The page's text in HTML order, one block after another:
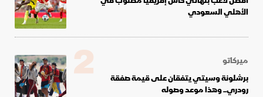
الأهلي السعودي
ميركاتو
برشلونة وسيتي يتفقان على قيمة صفقة
رودري.. وهذا موعد وصوله
2